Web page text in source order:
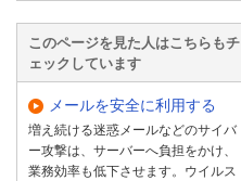
このページを見た人はこちらもチ
ェックしています
メールを安全に利用する
増え続ける迷惑メールなどのサイバ
ー攻撃は、サーバーへ負担をかけ、
業務効率も低下させます。ウイルス